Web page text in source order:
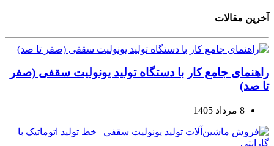
آخرین مقالات
راهنمای جامع کار با دستگاه تولید یونولیت سقفی (صفر
تا صد)
8 مرداد 1405